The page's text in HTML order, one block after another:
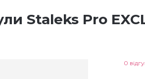
Staleks Pro
0